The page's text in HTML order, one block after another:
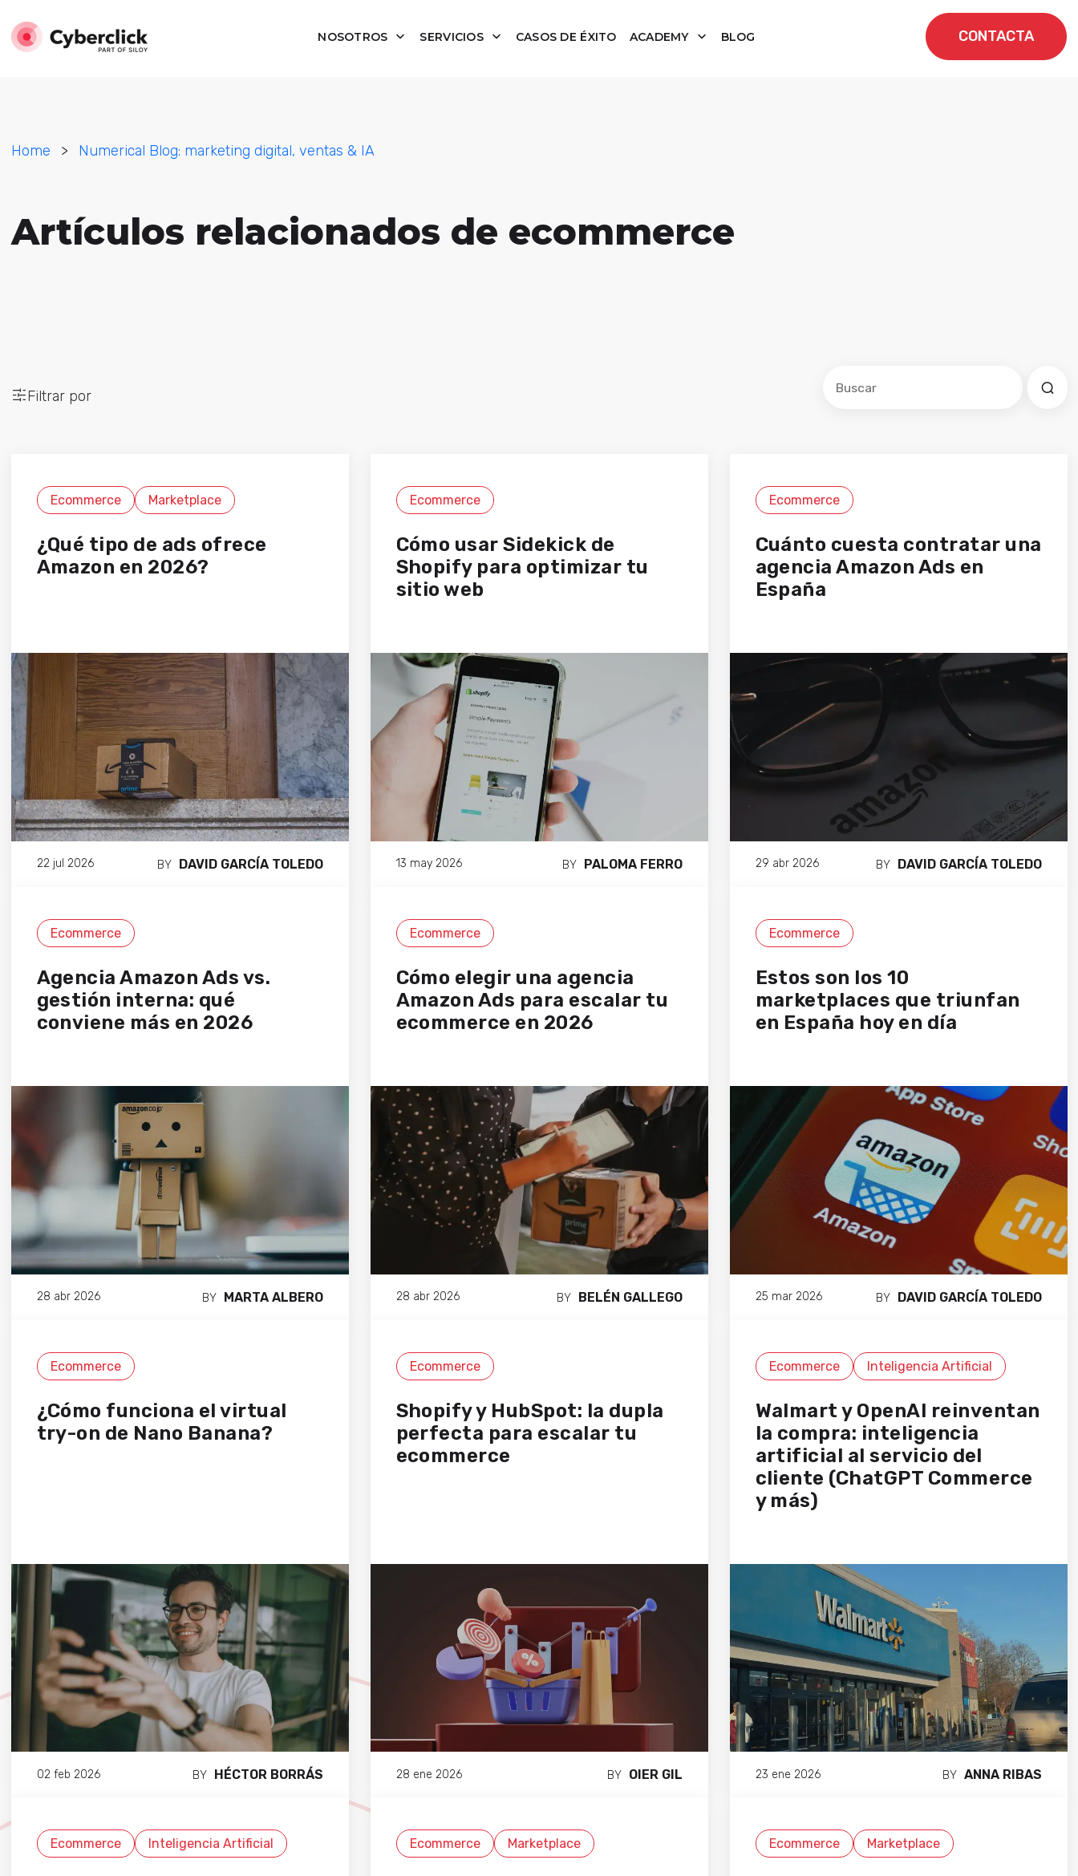
NOSOTROS SERVICIOS CASOS DE ÉXITO ACADEMY BLOG CONTACTA
Home > Numerical Blog: marketing digital, ventas & IA
Artículos relacionados de ecommerce
Filtrar por
Ecommerce Marketplace
¿Qué tipo de ads ofrece
Amazon en 2026?
22 jul 2026 BY DAVID GARCÍA TOLEDO
Ecommerce
Cómo usar Sidekick de
Shopify para optimizar tu
sitio web
13 may 2026 BY PALOMA FERRO
Ecommerce
Cuánto cuesta contratar una
agencia Amazon Ads en
España
29 abr 2026 BY DAVID GARCÍA TOLEDO
Ecommerce
Agencia Amazon Ads vs.
gestión interna: qué
conviene más en 2026
28 abr 2026 BY MARTA ALBERO
Ecommerce
Cómo elegir una agencia
Amazon Ads para escalar tu
ecommerce en 2026
28 abr 2026 BY BELÉN GALLEGO
Ecommerce
Estos son los 10
marketplaces que triunfan
en España hoy en día
25 mar 2026 BY DAVID GARCÍA TOLEDO
Ecommerce
¿Cómo funciona el virtual
try-on de Nano Banana?
02 feb 2026 BY HÉCTOR BORRÁS
Ecommerce
Shopify y HubSpot: la dupla
perfecta para escalar tu
ecommerce
28 ene 2026 BY OIER GIL
Ecommerce Inteligencia Artificial
Walmart y OpenAI reinventan
la compra: inteligencia
artificial al servicio del
cliente (ChatGPT Commerce
y más)
23 ene 2026 BY ANNA RIBAS
Ecommerce Inteligencia Artificial Ecommerce Marketplace Ecommerce Marketplace